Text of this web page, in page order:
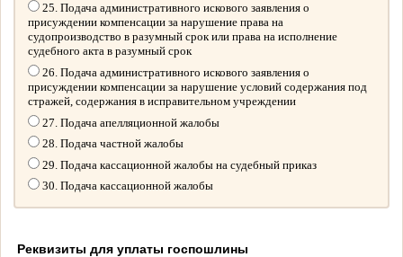
25. Подача административного искового заявления о
присуждении компенсации за нарушение права на
судопроизводство в разумный срок или права на исполнение
судебного акта в разумный срок
26. Подача административного искового заявления о
присуждении компенсации за нарушение условий содержания под
стражей, содержания в исправительном учреждении
27. Подача апелляционной жалобы
28. Подача частной жалобы
29. Подача кассационной жалобы на судебный приказ
30. Подача кассационной жалобы
Реквизиты для уплаты госпошлины